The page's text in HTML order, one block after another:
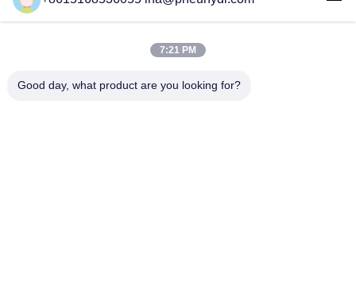
Hydraulische de Solenoïdeklep 24VDC 110VAC 220VAC van
FWH voor Minerale Olie/Fosfaatester
FW elektrische Hydraulische Solenoïdeklep, de Hydraulische
7:21 PM
Good day, what product are you looking for?